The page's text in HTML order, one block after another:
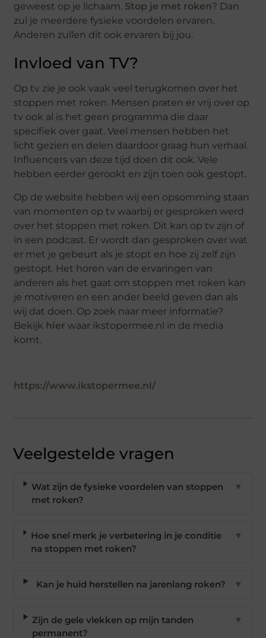
geweest op je lichaam. Stop je met roken? Dan
zul je meerdere fysieke voordelen ervaren.
Anderen zullen dit ook ervaren bij jou.
Invloed van TV?
Op tv zie je ook vaak veel terugkomen over het
stoppen met roken. Mensen praten er vrij over op
tv ook al is het geen programma die daar
specifiek over gaat. Veel mensen hebben het
licht gezien en delen daardoor graag hun verhaal.
Influencers van deze tijd doen dit ook. Vele
hebben eerder gerookt en zijn toen ook gestopt.
Op de website hebben wij een opsomming staan
van momenten op tv waarbij er gesproken werd
over het stoppen met roken. Dit kan op tv zijn of
in een podcast. Er wordt dan gesproken over wat
er met je gebeurt als je stopt en hoe zij zelf zijn
gestopt. Het horen van de ervaringen van
anderen als het gaat om stoppen met roken kan
je motiveren en een ander beeld geven dan als
wij dat doen. Op zoek naar meer informatie?
Bekijk hier waar ikstopermee.nl in de media
komt.
https://www.ikstopermee.nl/
Veelgestelde vragen
Wat zijn de fysieke voordelen van stoppen
met roken?
▼
Hoe snel merk je verbetering in je conditie
na stoppen met roken?
▼
Kan je huid herstellen na jarenlang roken? ▼
Zijn de gele vlekken op mijn tanden
permanent?
▼